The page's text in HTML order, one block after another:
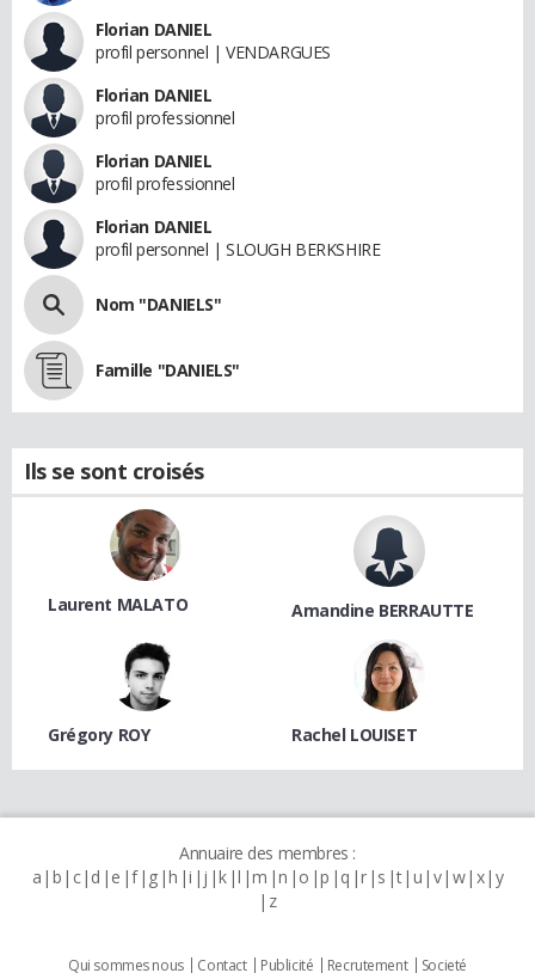
Florian DANIEL
profil personnel | VENDARGUES
Florian DANIEL
profil professionnel
Florian DANIEL
profil professionnel
Florian DANIEL
profil personnel | SLOUGH BERKSHIRE
Nom "DANIELS"
Famille "DANIELS"
Ils se sont croisés
Laurent MALATO Amandine BERRAUTTE
Grégory ROY Rachel LOUISET
Annuaire des membres :
a b c d e f g h i j k l m n o p q r s t u v w x y
z
Qui sommes nous Contact Publicité Recrutement Societé